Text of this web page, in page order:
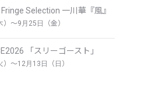
Selection 一川華『風』
〜9月25日（金）
「スリーゴースト」
〜12月13日（日）